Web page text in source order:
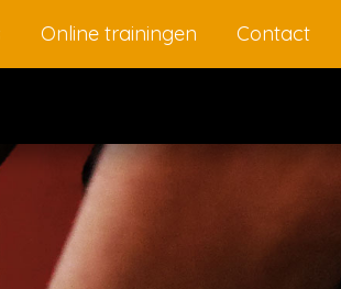
Online trainingen Contact